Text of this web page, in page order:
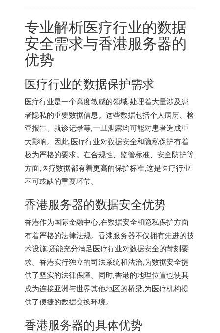
专业解析医疗行业的数据
安全需求与香港服务器的
优势
医疗行业的数据保护需求
医疗行业是一个高度敏感的领域,处理着大量涉及患
者隐私的重要数据信息。这些数据包括个人病历、检
查报告、就诊记录等,一旦泄露均可能对患者造成重
大影响。因此,医疗行业对数据安全和隐私保护有着
极为严格的要求。在合规性、监管标准、安全防护等
方面,医疗数据都有着更高的保护标准,这是医疗行业
不可或缺的重要环节。
香港服务器的数据安全优势
香港作为国际金融中心,在数据安全和隐私保护方面
有着严格的法律法规。香港服务器不仅拥有先进的技
术设施,还能充分满足医疗行业对数据安全的苛刻要
求。香港实行独立的司法系统和法治,为数据安全提
供了坚实的法律保障。同时,香港的地理位置也使其
成为连接亚洲与世界其他地区的桥梁,为医疗机构提
供了便捷的数据交换环境。
香港服务器的具体优势